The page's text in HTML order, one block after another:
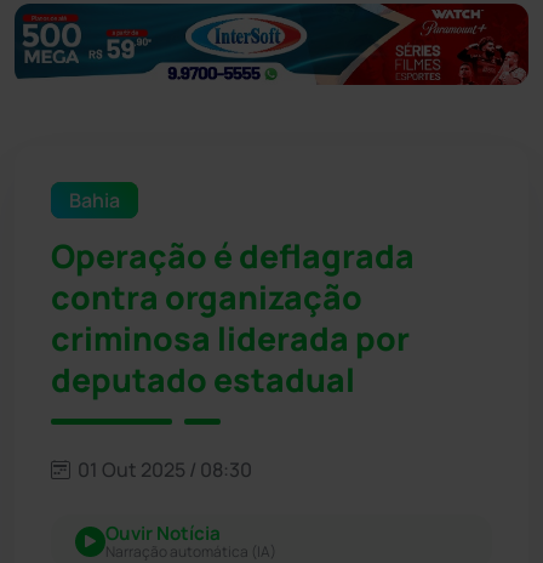
Bahia
Operação é deflagrada
contra organização
criminosa liderada por
deputado estadual
01 Out 2025 / 08:30
Ouvir Notícia
Narração automática (IA)